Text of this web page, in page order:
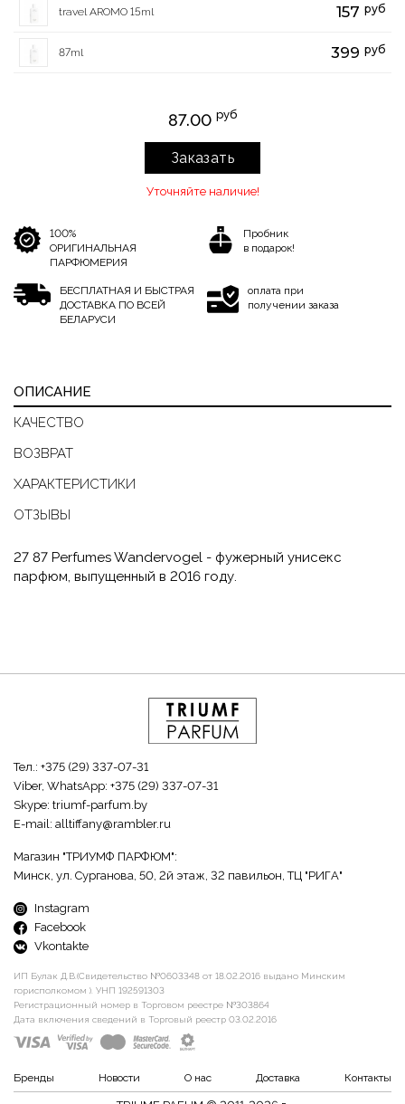
travel AROMO 15ml 157 руб
87ml 399 руб
87.00 руб
Заказать
Уточняйте наличие!
100%
ОРИГИНАЛЬНАЯ
ПАРФЮМЕРИЯ
Пробник
в подарок!
БЕСПЛАТНАЯ И БЫСТРАЯ
ДОСТАВКА ПО ВСЕЙ
БЕЛАРУСИ
оплата при
получении заказа
ОПИСАНИЕ
КАЧЕСТВО
ВОЗВРАТ
ХАРАКТЕРИСТИКИ
ОТЗЫВЫ
27 87 Perfumes Wandervogel - фужерный унисекс
парфюм, выпущенный в 2016 году.
Тел.: +375 (29) 337-07-31
Viber, WhatsApp: +375 (29) 337-07-31
Skype: triumf-parfum.by
E-mail: alltiffany@rambler.ru
Магазин "ТРИУМФ ПАРФЮМ":
Минск, ул. Сурганова, 50, 2й этаж, 32 павильон, ТЦ "РИГА"
Instagram
Facebook
Vkontakte
ИП Булак Д.В.(Свидетельство №0603348 от 18.02.2016 выдано Минским
горисполкомом ). УНП 192591303
Регистрационный номер в Торговом реестре №303864
Дата включения сведений в Торговый реестр 03.02.2016
Бренды Новости О нас Доставка Контакты